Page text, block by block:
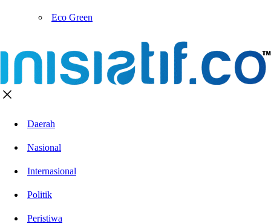
Eco Green
Daerah
Nasional
Internasional
Politik
Peristiwa